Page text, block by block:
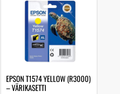
EPSON T1574 YELLOW (R3000)
– VÄRIKASETTI